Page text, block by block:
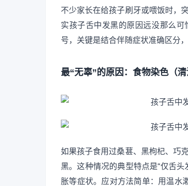
不少家长在给孩子刷牙或喂饭时，
实孩子舌中发黑的原因远没那么可
号，关键是结合伴随症状准确区分
最“无辜”的原因：食物染色（
如果孩子食用过桑葚、黑枸杞、巧
黑。这种情况的典型特点是“仅舌
胀等症状。应对方法简单：用温水